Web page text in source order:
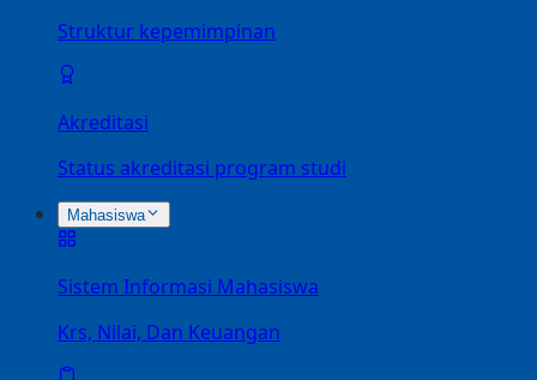
Struktur kepemimpinan
Akreditasi
Status akreditasi program studi
Mahasiswa
Sistem Informasi Mahasiswa
Krs, Nilai, Dan Keuangan